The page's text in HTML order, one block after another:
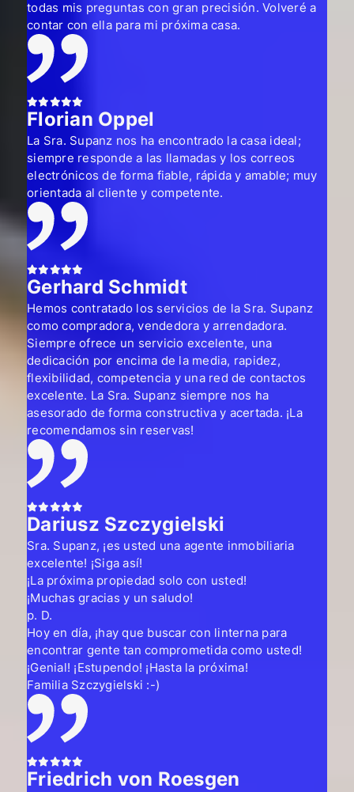
todas mis preguntas con gran precisión. Volveré a
contar con ella para mi próxima casa.
Florian Oppel
La Sra. Supanz nos ha encontrado la casa ideal;
siempre responde a las llamadas y los correos
electrónicos de forma fiable, rápida y amable; muy
orientada al cliente y competente.
Gerhard Schmidt
Hemos contratado los servicios de la Sra. Supanz
como compradora, vendedora y arrendadora.
Siempre ofrece un servicio excelente, una
dedicación por encima de la media, rapidez,
flexibilidad, competencia y una red de contactos
excelente. La Sra. Supanz siempre nos ha
asesorado de forma constructiva y acertada. ¡La
recomendamos sin reservas!
Dariusz Szczygielski
Sra. Supanz, ¡es usted una agente inmobiliaria
excelente! ¡Siga así!
¡La próxima propiedad solo con usted!
¡Muchas gracias y un saludo!
p. D.
Hoy en día, ¡hay que buscar con linterna para
encontrar gente tan comprometida como usted!
¡Genial! ¡Estupendo! ¡Hasta la próxima!
Familia Szczygielski :-)
Friedrich von Roesgen